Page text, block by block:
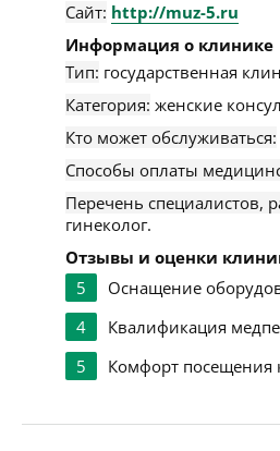
Сайт: http://muz-5.ru
Информация о клинике
Тип: государственная
Категория: женские
Кто может обслуживаться:
Способы оплаты
Перечень специалистов,
гинеколог.
Отзывы и оценки
5
Оснащение
4
Квалификация
5
Комфорт посещения